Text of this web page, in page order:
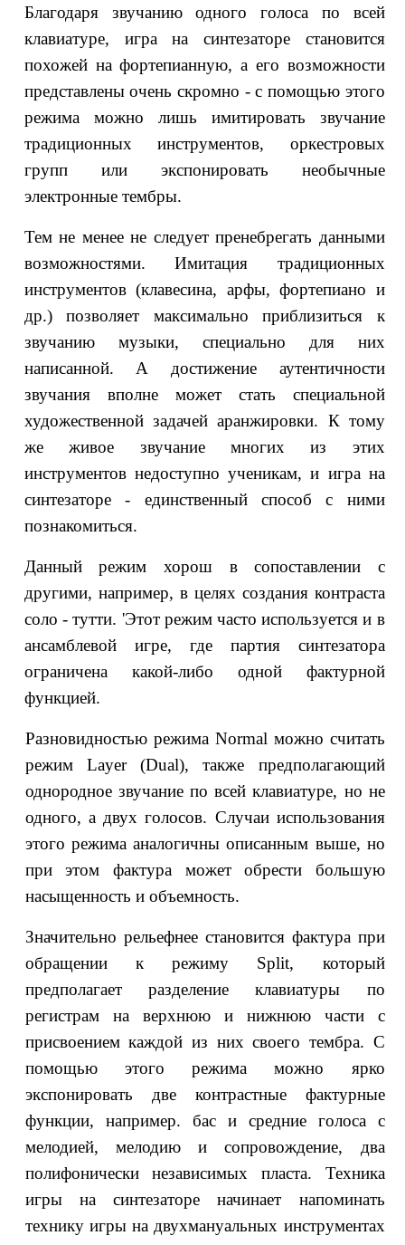
Благодаря звучанию одного голоса по всей
клавиатуре, игра на синтезаторе становится
похожей на фортепианную, а его возможности
представлены очень скромно - с помощью этого
режима можно лишь имитировать звучание
традиционных инструментов, оркестровых
групп или экспонировать необычные
электронные тембры.
Тем не менее не следует пренебрегать данными
возможностями. Имитация традиционных
инструментов (клавесина, арфы, фортепиано и
др.) позволяет максимально приблизиться к
звучанию музыки, специально для них
написанной. А достижение аутентичности
звучания вполне может стать специальной
художественной задачей аранжировки. К тому
же живое звучание многих из этих
инструментов недоступно ученикам, и игра на
синтезаторе - единственный способ с ними
познакомиться.
Данный режим хорош в сопоставлении с
другими, например, в целях создания контраста
соло - тутти. 'Этот режим часто используется и в
ансамблевой игре, где партия синтезатора
ограничена какой-либо одной фактурной
функцией.
Разновидностью режима Normal можно считать
режим Layer (Dual), также предполагающий
однородное звучание по всей клавиатуре, но не
одного, а двух голосов. Случаи использования
этого режима аналогичны описанным выше, но
при этом фактура может обрести большую
насыщенность и объемность.
Значительно рельефнее становится фактура при
обращении к режиму Split, который
предполагает разделение клавиатуры по
регистрам на верхнюю и нижнюю части с
присвоением каждой из них своего тембра. С
помощью этого режима можно ярко
экспонировать две контрастные фактурные
функции, например. бас и средние голоса с
мелодией, мелодию и сопровождение, два
полифонически независимых пласта. Техника
игры на синтезаторе начинает напоминать
технику игры на двухмануальных инструментах